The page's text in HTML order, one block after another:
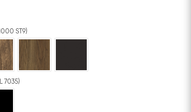
ST9)
7035)